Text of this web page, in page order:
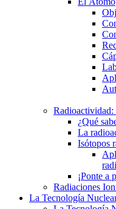
Radioactividad:
¿Qué
La
Isótopos
¡Ponte a
Radiaciones
La Tecnología